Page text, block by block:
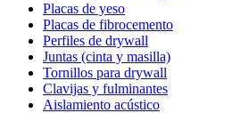
Placas de yeso
Placas de fibrocemento
Perfiles de drywall
Juntas (cinta y masilla)
Tornillos para drywall
Clavijas y fulminantes
Aislamiento acústico